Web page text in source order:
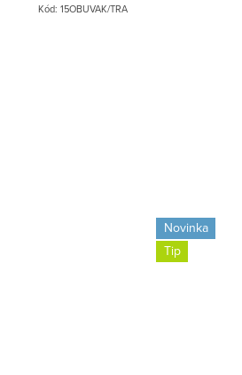
Kód: 15OBUVAK/TRA
Novinka
Tip